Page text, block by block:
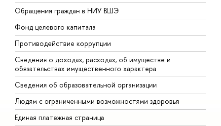
Обращения граждан в НИУ ВШЭ
Фонд целевого капитала
Противодействие коррупции
Сведения о доходах, расходах, об имуществе и
обязательствах имущественного характера
Сведения об образовательной организации
Людям с ограниченными возможностями здоровья
Единая платежная страница